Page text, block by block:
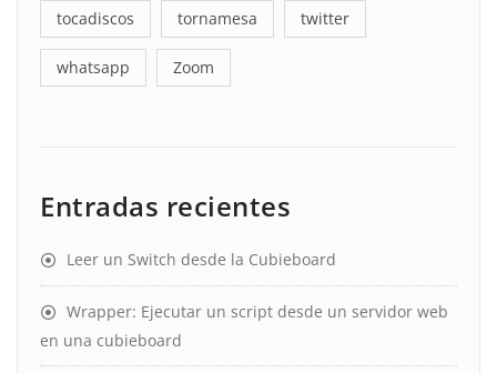
tocadiscos tornamesa twitter
whatsapp Zoom
Entradas recientes
Leer un Switch desde la Cubieboard
Wrapper: Ejecutar un script desde un servidor web
en una cubieboard